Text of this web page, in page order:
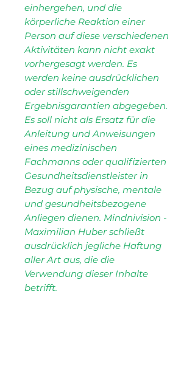
einhergehen, und die
körperliche Reaktion einer
Person auf diese verschiedenen
Aktivitäten kann nicht exakt
vorhergesagt werden. Es
werden keine ausdrücklichen
oder stillschweigenden
Ergebnisgarantien abgegeben.
Es soll nicht als Ersatz für die
Anleitung und Anweisungen
eines medizinischen
Fachmanns oder qualifizierten
Gesundheitsdienstleister in
Bezug auf physische, mentale
und gesundheitsbezogene
Anliegen dienen. Mindnivision -
Maximilian Huber schließt
ausdrücklich jegliche Haftung
aller Art aus, die die
Verwendung dieser Inhalte
betrifft.